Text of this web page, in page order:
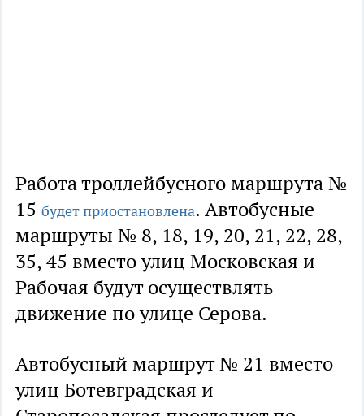
Работа троллейбусного маршрута №
15 будет приостановлена. Автобусные
маршруты № 8, 18, 19, 20, 21, 22, 28,
35, 45 вместо улиц Московская и
Рабочая будут осуществлять
движение по улице Серова.
Автобусный маршрут № 21 вместо
улиц Ботевградская и